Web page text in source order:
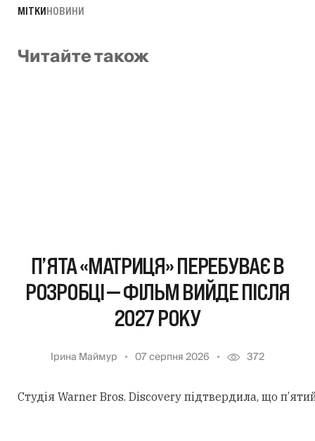
МІТКИНОВИНИ
Читайте також
П’ЯТА «МАТРИЦЯ» ПЕРЕБУВАЄ В
РОЗРОБЦІ — ФІЛЬМ ВИЙДЕ ПІСЛЯ
2027 РОКУ
Ірина Маймур 07 серпня 2026 372
Студія Warner Bros. Discovery підтвердила, що